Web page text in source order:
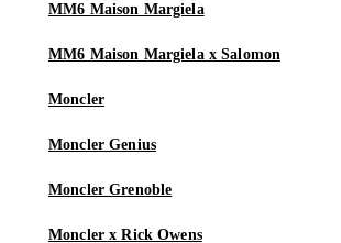
MM6 Maison Margiela
MM6 Maison Margiela x Salomon
Moncler
Moncler Genius
Moncler Grenoble
Moncler x Rick Owens